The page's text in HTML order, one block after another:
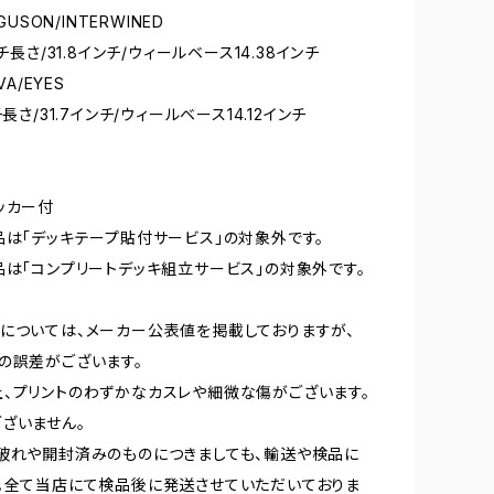
INTERWINED
さ/31.8インチ/ウィールベース14.38インチ
EYES
さ/31.7インチ/ウィールベース14.12インチ
カー付
は「デッキテープ貼付サービス」の対象外です。
は「コンプリートデッキ組立サービス」の対象外です。
ついては、メーカー公表値を掲載しておりますが、
誤差がございます。
プリントのわずかなカスレや細微な傷がございます。
いません。
れや開封済みのものにつきましても、輸送や検品に
全て当店にて検品後に発送させていただいておりま